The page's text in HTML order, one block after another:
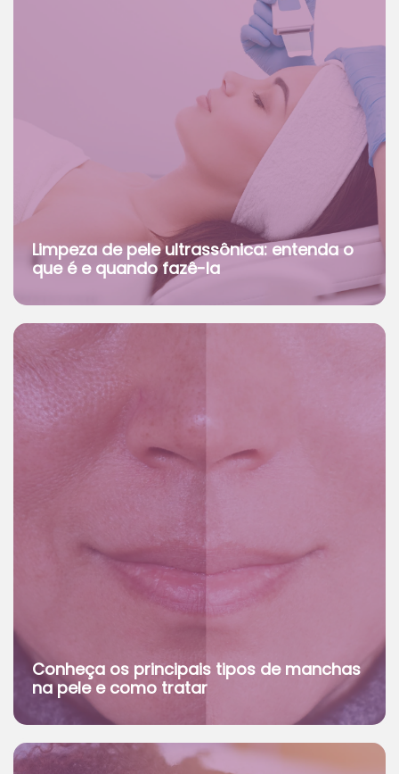
Limpeza de pele ultrassônica: entenda o
que é e quando fazê-la
Conheça os principais tipos de manchas
na pele e como tratar